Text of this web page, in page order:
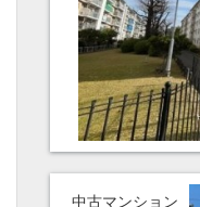
中古マンション